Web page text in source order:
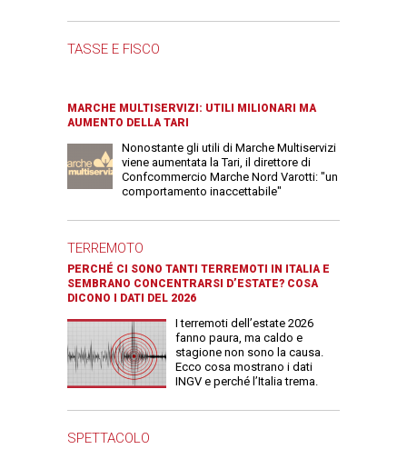
TASSE E FISCO
MARCHE MULTISERVIZI: UTILI MILIONARI MA
AUMENTO DELLA TARI
Nonostante gli utili di Marche Multiservizi
viene aumentata la Tari, il direttore di
Confcommercio Marche Nord Varotti: "un
comportamento inaccettabile"
TERREMOTO
PERCHÉ CI SONO TANTI TERREMOTI IN ITALIA E
SEMBRANO CONCENTRARSI D’ESTATE? COSA
DICONO I DATI DEL 2026
I terremoti dell’estate 2026
fanno paura, ma caldo e
stagione non sono la causa.
Ecco cosa mostrano i dati
INGV e perché l’Italia trema.
SPETTACOLO